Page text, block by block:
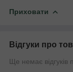
Приховати
Відгуки про
Ще немає відгуків